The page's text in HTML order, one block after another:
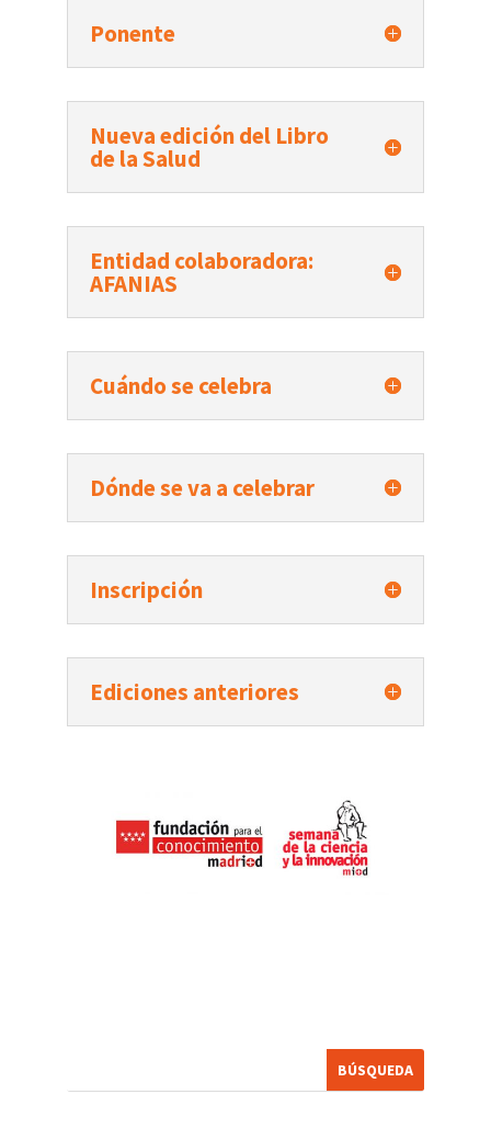
Ponente
Nueva edición del Libro
de la Salud
Entidad colaboradora:
AFANIAS
Cuándo se celebra
Dónde se va a celebrar
Inscripción
Ediciones anteriores